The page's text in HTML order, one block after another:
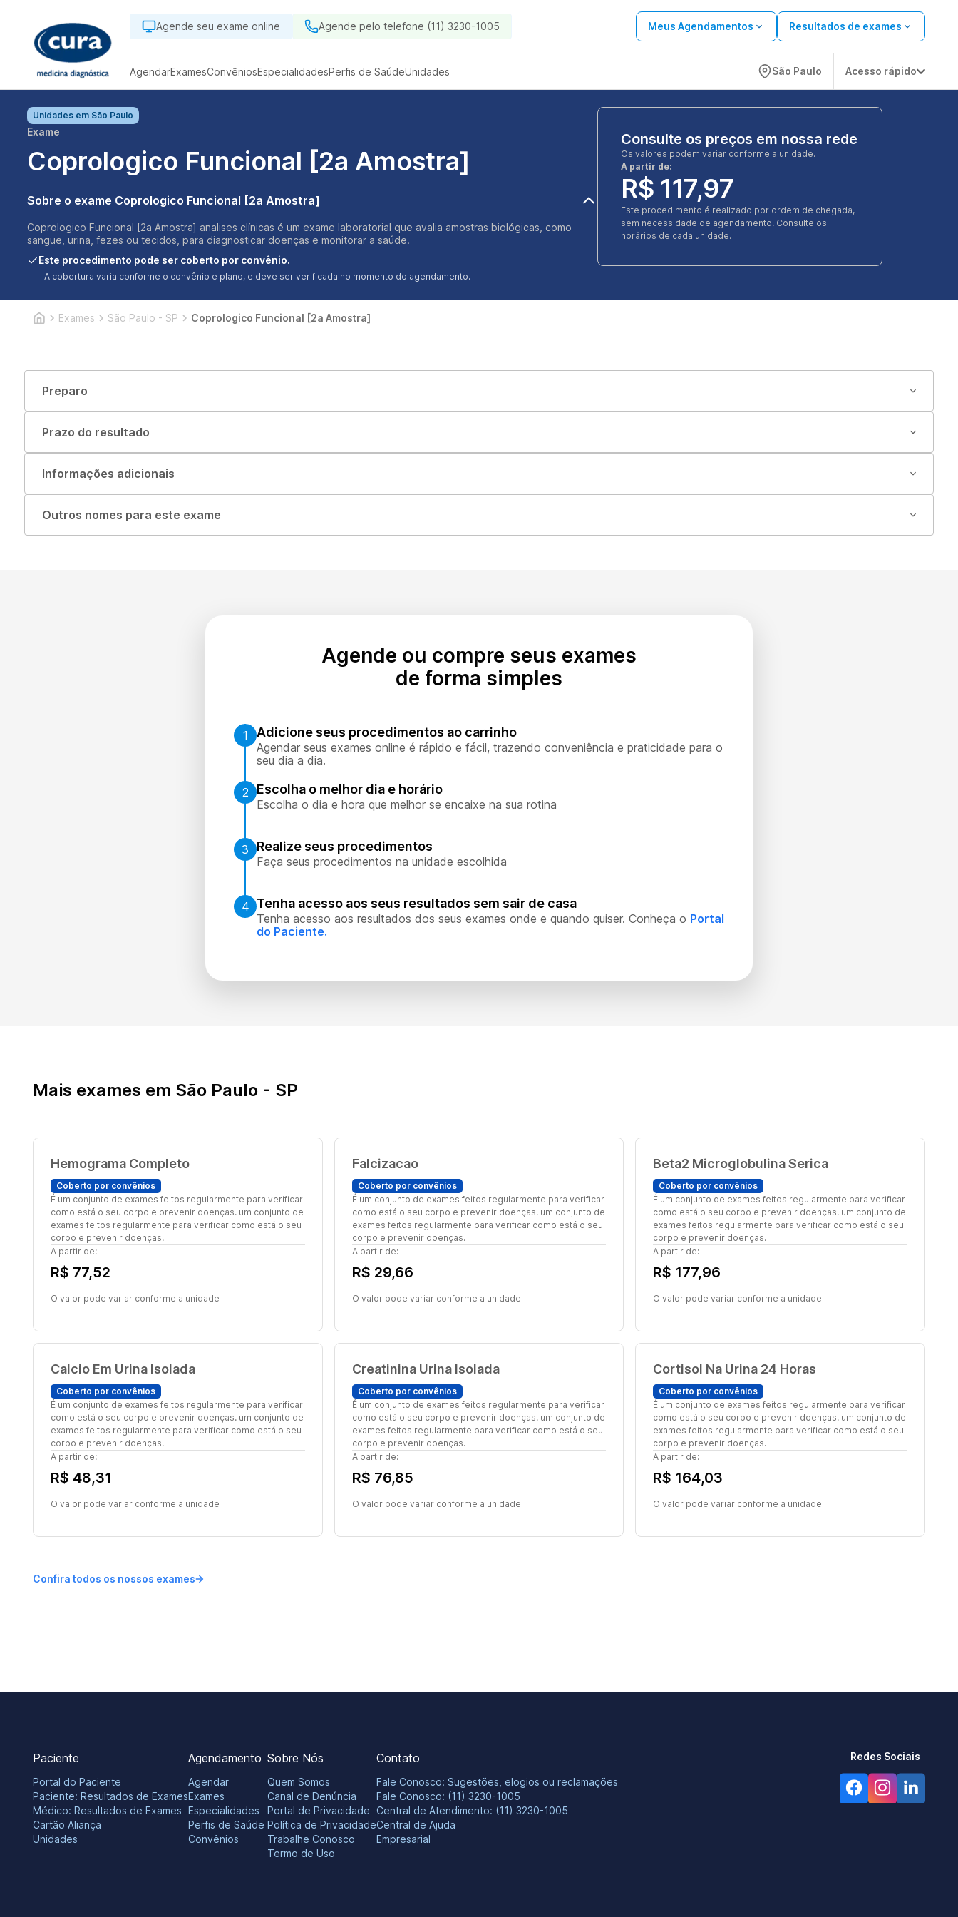
Agende seu exame online Agende pelo telefone (11) 3230-1005 Meus Agendamentos Resultados de exames
AgendarExamesConvêniosEspecialidadesPerfis de SaúdeUnidades São Paulo Acesso rápido
Unidades em São Paulo
Exame
Coprologico Funcional [2a Amostra]
Sobre o exame Coprologico Funcional [2a Amostra]
Coprologico Funcional [2a Amostra] analises clínicas é um exame laboratorial que avalia amostras biológicas, como
sangue, urina, fezes ou tecidos, para diagnosticar doenças e monitorar a saúde.
Este procedimento pode ser coberto por convênio.
A cobertura varia conforme o convênio e plano, e deve ser verificada no momento do agendamento.
Consulte os preços em nossa rede
Os valores podem variar conforme a unidade.
A partir de:
R$ 117,97
Este procedimento é realizado por ordem de chegada,
sem necessidade de agendamento. Consulte os
horários de cada unidade.
Exames São Paulo - SP Coprologico Funcional [2a Amostra]
Preparo
Prazo do resultado
Informações adicionais
Outros nomes para este exame
Agende ou compre seus exames
de forma simples
1 Adicione seus procedimentos ao carrinho
Agendar seus exames online é rápido e fácil, trazendo conveniência e praticidade para o
seu dia a dia.
2 Escolha o melhor dia e horário
Escolha o dia e hora que melhor se encaixe na sua rotina
3 Realize seus procedimentos
Faça seus procedimentos na unidade escolhida
4 Tenha acesso aos seus resultados sem sair de casa
Tenha acesso aos resultados dos seus exames onde e quando quiser. Conheça o Portal
do Paciente.
Mais exames em São Paulo - SP
Hemograma Completo
Coberto por convênios
É um conjunto de exames feitos regularmente para verificar
como está o seu corpo e prevenir doenças. um conjunto de
exames feitos regularmente para verificar como está o seu
corpo e prevenir doenças.
A partir de:
R$ 77,52
O valor pode variar conforme a unidade
Falcizacao
Coberto por convênios
É um conjunto de exames feitos regularmente para verificar
como está o seu corpo e prevenir doenças. um conjunto de
exames feitos regularmente para verificar como está o seu
corpo e prevenir doenças.
A partir de:
R$ 29,66
O valor pode variar conforme a unidade
Beta2 Microglobulina Serica
Coberto por convênios
É um conjunto de exames feitos regularmente para verificar
como está o seu corpo e prevenir doenças. um conjunto de
exames feitos regularmente para verificar como está o seu
corpo e prevenir doenças.
A partir de:
R$ 177,96
O valor pode variar conforme a unidade
Calcio Em Urina Isolada
Coberto por convênios
É um conjunto de exames feitos regularmente para verificar
como está o seu corpo e prevenir doenças. um conjunto de
exames feitos regularmente para verificar como está o seu
corpo e prevenir doenças.
A partir de:
R$ 48,31
O valor pode variar conforme a unidade
Creatinina Urina Isolada
Coberto por convênios
É um conjunto de exames feitos regularmente para verificar
como está o seu corpo e prevenir doenças. um conjunto de
exames feitos regularmente para verificar como está o seu
corpo e prevenir doenças.
A partir de:
R$ 76,85
O valor pode variar conforme a unidade
Cortisol Na Urina 24 Horas
Coberto por convênios
É um conjunto de exames feitos regularmente para verificar
como está o seu corpo e prevenir doenças. um conjunto de
exames feitos regularmente para verificar como está o seu
corpo e prevenir doenças.
A partir de:
R$ 164,03
O valor pode variar conforme a unidade
Confira todos os nossos exames
Paciente
Portal do Paciente
Paciente: Resultados de Exames
Médico: Resultados de Exames
Cartão Aliança
Unidades
Agendamento
Agendar
Exames
Especialidades
Perfis de Saúde
Convênios
Sobre Nós
Quem Somos
Canal de Denúncia
Portal de Privacidade
Política de Privacidade
Trabalhe Conosco
Termo de Uso
Contato
Fale Conosco: Sugestões, elogios ou reclamações
Fale Conosco: (11) 3230-1005
Central de Atendimento: (11) 3230-1005
Central de Ajuda
Empresarial
Redes Sociais